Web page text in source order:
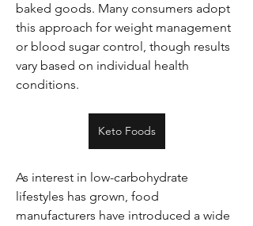
baked goods. Many consumers adopt
this approach for weight management
or blood sugar control, though results
vary based on individual health
conditions.
Keto Foods
As interest in low-carbohydrate
lifestyles has grown, food
manufacturers have introduced a wide